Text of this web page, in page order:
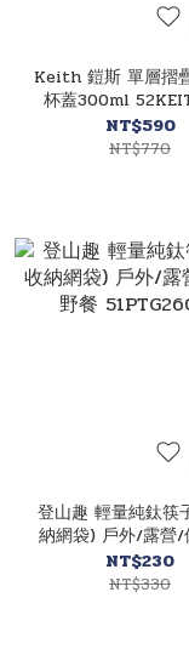
Keith 鎧斯 單層摺
杯蓋300ml
NT$590
NT$770
登山趣 輕量純鈦筷子 (附
納網袋) 戶外/露營/
餐 51PTG26002
NT$230
NT$330